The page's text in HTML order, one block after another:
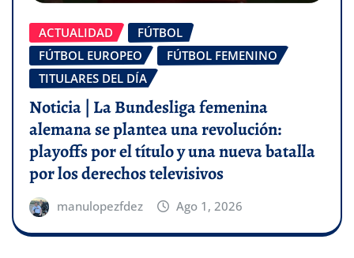
ACTUALIDAD
FÚTBOL
FÚTBOL EUROPEO
FÚTBOL FEMENINO
TITULARES DEL DÍA
Noticia | La Bundesliga femenina
alemana se plantea una revolución:
playoffs por el título y una nueva batalla
por los derechos televisivos
manulopezfdez Ago 1, 2026